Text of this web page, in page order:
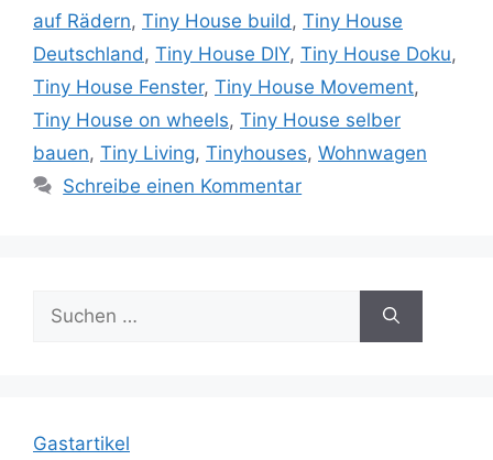
auf Rädern, Tiny House build, Tiny House
Deutschland, Tiny House DIY, Tiny House Doku,
Tiny House Fenster, Tiny House Movement,
Tiny House on wheels, Tiny House selber
bauen, Tiny Living, Tinyhouses, Wohnwagen
Schreibe einen Kommentar
Suche
nach:
Gastartikel